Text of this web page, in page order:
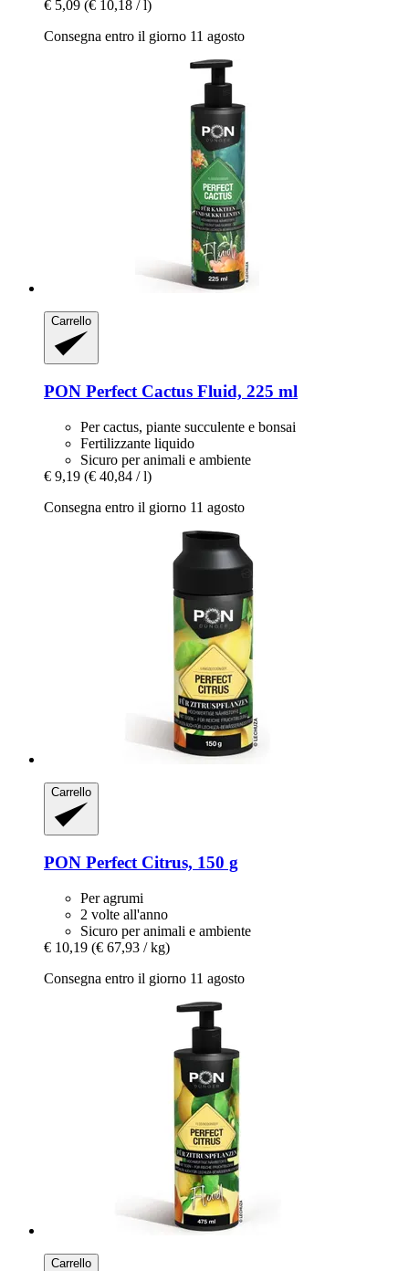
€ 5,09 (€ 10,18 / l)
Consegna entro il giorno 11 agosto
Carrello
PON Perfect Cactus Fluid, 225 ml
Per cactus, piante succulente e bonsai
Fertilizzante liquido
Sicuro per animali e ambiente
€ 9,19 (€ 40,84 / l)
Consegna entro il giorno 11 agosto
Carrello
PON Perfect Citrus, 150 g
Per agrumi
2 volte all'anno
Sicuro per animali e ambiente
€ 10,19 (€ 67,93 / kg)
Consegna entro il giorno 11 agosto
Carrello